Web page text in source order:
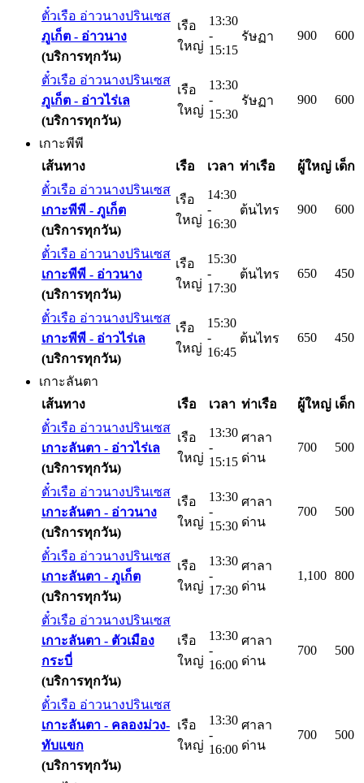
ตั๋วเรือ อ่าวนางปรินเซส
ภูเก็ต - อ่าวนาง
(บริการทุกวัน)
เรือ
ใหญ่
13:30
-
15:15
รัษฏา 900 600
ตั๋วเรือ อ่าวนางปรินเซส
ภูเก็ต - อ่าวไร่เล
(บริการทุกวัน)
เรือ
ใหญ่
13:30
-
15:30
รัษฏา 900 600
เกาะพีพี
เส้นทาง
เรือ เวลา ท่าเรือ ผู้ใหญ่ เด็ก
ตั๋วเรือ อ่าวนางปรินเซส
เกาะพีพี - ภูเก็ต
(บริการทุกวัน)
เรือ
ใหญ่
14:30
-
16:30
ต้นไทร 900 600
ตั๋วเรือ อ่าวนางปรินเซส
เกาะพีพี - อ่าวนาง
(บริการทุกวัน)
เรือ
ใหญ่
15:30
-
17:30
ต้นไทร 650 450
ตั๋วเรือ อ่าวนางปรินเซส
เกาะพีพี - อ่าวไร่เล
(บริการทุกวัน)
เรือ
ใหญ่
15:30
-
16:45
ต้นไทร 650 450
เกาะลันตา
เส้นทาง
เรือ เวลา ท่าเรือ ผู้ใหญ่ เด็ก
ตั๋วเรือ อ่าวนางปรินเซส
เกาะลันตา - อ่าวไร่เล
(บริการทุกวัน)
เรือ
ใหญ่
13:30
-
15:15
ศาลา
ด่าน
700 500
ตั๋วเรือ อ่าวนางปรินเซส
เกาะลันตา - อ่าวนาง
(บริการทุกวัน)
เรือ
ใหญ่
13:30
-
15:30
ศาลา
ด่าน
700 500
ตั๋วเรือ อ่าวนางปรินเซส
เกาะลันตา - ภูเก็ต
(บริการทุกวัน)
เรือ
ใหญ่
13:30
-
17:30
ศาลา
ด่าน
1,100 800
ตั๋วเรือ อ่าวนางปรินเซส
เกาะลันตา - ตัวเมือง
กระบี่
(บริการทุกวัน)
เรือ
ใหญ่
13:30
-
16:00
ศาลา
ด่าน
700 500
ตั๋วเรือ อ่าวนางปรินเซส
เกาะลันตา - คลองม่วง-
ทับแขก
(บริการทุกวัน)
เรือ
ใหญ่
13:30
-
16:00
ศาลา
ด่าน
700 500